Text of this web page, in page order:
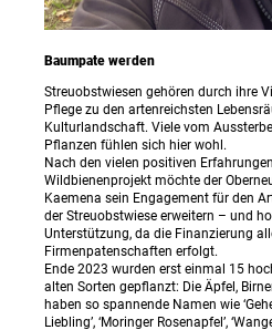
Baumpate werden
Streuobstwiesen gehören durch ihre
Pflege zu den artenreichsten
Kulturlandschaft. Viele vom
Pflanzen fühlen sich hier wohl.
Nach den vielen positiven
Wildbienenprojekt möchte der
Kaemena sein Engagement für den
der Streuobstwiese erweitern – und
Unterstützung, da die Finanzierung
Firmenpatenschaften erfolgt.
Ende 2023 wurden erst einmal 15
alten Sorten gepflanzt: Die Äpfel,
haben so spannende Namen wie
Liebling’, ‘Moringer Rosenapfel’,